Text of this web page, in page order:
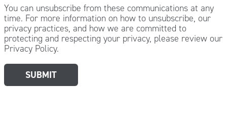
You can unsubscribe from these communications at any
time. For more information on how to unsubscribe, our
privacy practices, and how we are committed to
protecting and respecting your privacy, please review our
Privacy Policy.